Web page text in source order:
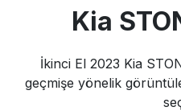
Kia
İkinci El 2023 Kia
geçmişe yönelik